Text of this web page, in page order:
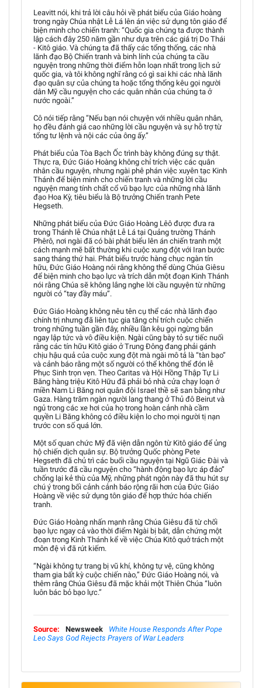
Leavitt nói, khi trả lời câu hỏi về phát biểu của Giáo hoàng
trong ngày Chúa nhật Lễ Lá lên án việc sử dụng tôn giáo để
biện minh cho chiến tranh: “Quốc gia chúng ta được thành
lập cách đây 250 năm gần như dựa trên các giá trị Do Thái
- Kitô giáo. Và chúng ta đã thấy các tổng thống, các nhà
lãnh đạo Bộ Chiến tranh và binh lính của chúng ta cầu
nguyện trong những thời điểm hỗn loạn nhất trong lịch sử
quốc gia, và tôi không nghĩ rằng có gì sai khi các nhà lãnh
đạo quân sự của chúng ta hoặc tổng thống kêu gọi người
dân Mỹ cầu nguyện cho các quân nhân của chúng ta ở
nước ngoài.”
Cô nói tiếp rằng “Nếu bạn nói chuyện với nhiều quân nhân,
họ đều đánh giá cao những lời cầu nguyện và sự hỗ trợ từ
tổng tư lệnh và nội các của ông ấy.”
Phát biểu của Tòa Bạch Ốc trình bày không đúng sự thật.
Thực ra, Đức Giáo Hoàng không chỉ trích việc các quân
nhân cầu nguyện, nhưng ngài phê phán việc xuyên tạc Kinh
Thánh để biện minh cho chiến tranh và những lời cầu
nguyện mang tính chất cổ vũ bạo lực của những nhà lãnh
đạo Hoa Kỳ, tiêu biểu là Bộ trưởng Chiến tranh Pete
Hegseth.
Những phát biểu của Đức Giáo Hoàng Lêô được đưa ra
trong Thánh lễ Chúa nhật Lễ Lá tại Quảng trường Thánh
Phêrô, nơi ngài đã có bài phát biểu lên án chiến tranh một
cách mạnh mẽ bất thường khi cuộc xung đột với Iran bước
sang tháng thứ hai. Phát biểu trước hàng chục ngàn tín
hữu, Đức Giáo Hoàng nói rằng không thể dùng Chúa Giêsu
để biện minh cho bạo lực và trích dẫn một đoạn Kinh Thánh
nói rằng Chúa sẽ không lắng nghe lời cầu nguyện từ những
người có “tay đầy máu”.
Đức Giáo Hoàng không nêu tên cụ thể các nhà lãnh đạo
chính trị nhưng đã liên tục gia tăng chỉ trích cuộc chiến
trong những tuần gần đây, nhiều lần kêu gọi ngừng bắn
ngay lập tức và vô điều kiện. Ngài cũng bày tỏ sự tiếc nuối
rằng các tín hữu Kitô giáo ở Trung Đông đang phải gánh
chịu hậu quả của cuộc xung đột mà ngài mô tả là “tàn bạo”
và cảnh báo rằng một số người có thể không thể đón lễ
Phục Sinh trọn vẹn. Theo Caritas và Hội Hồng Thập Tự Li
Băng hàng triệu Kitô Hữu đã phải bỏ nhà cửa chạy loạn ở
miền Nam Li Băng nơi quân đội Israel thề sẽ san bằng như
Gaza. Hàng trăm ngàn người lang thang ở Thủ đô Beirut và
ngủ trong các xe hơi của họ trong hoàn cảnh nhà cầm
quyền Li Băng không có điều kiện lo cho mọi người tị nạn
trước con số quá lớn.
Một số quan chức Mỹ đã viện dẫn ngôn từ Kitô giáo để ủng
hộ chiến dịch quân sự. Bộ trưởng Quốc phòng Pete
Hegseth đã chủ trì các buổi cầu nguyện tại Ngũ Giác Đài và
tuần trước đã cầu nguyện cho “hành động bạo lực áp đảo”
chống lại kẻ thù của Mỹ, những phát ngôn này đã thu hút sự
chú ý trong bối cảnh cảnh báo rộng rãi hơn của Đức Giáo
Hoàng về việc sử dụng tôn giáo để hợp thức hóa chiến
tranh.
Đức Giáo Hoàng nhấn mạnh rằng Chúa Giêsu đã từ chối
bạo lực ngay cả vào thời điểm Ngài bị bắt, dẫn chứng một
đoạn trong Kinh Thánh kể về việc Chúa Kitô quở trách một
môn đệ vì đã rút kiếm.
“Ngài không tự trang bị vũ khí, không tự vệ, cũng không
tham gia bất kỳ cuộc chiến nào,” Đức Giáo Hoàng nói, và
thêm rằng Chúa Giêsu đã mặc khải một Thiên Chúa “luôn
luôn bác bỏ bạo lực.”
Source: Newsweek
White House Responds After Pope
Leo Says God Rejects Prayers of War Leaders